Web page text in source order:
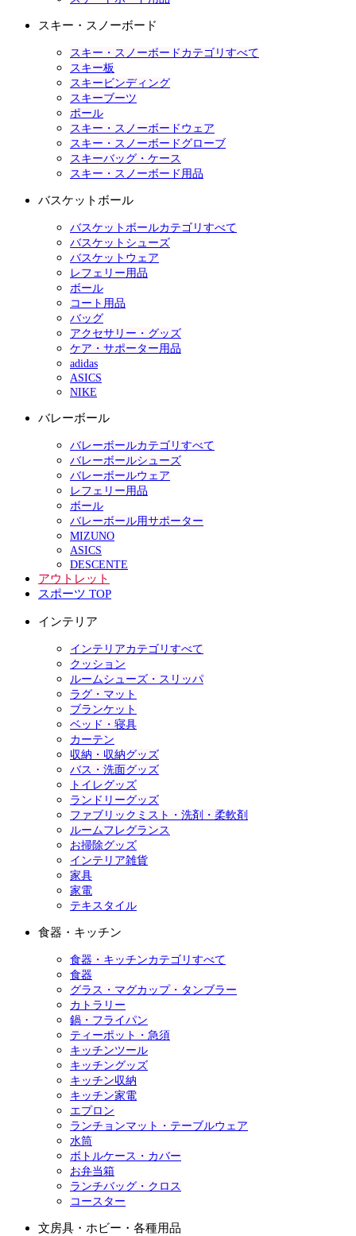
スキー・スノーボード
スキー・スノーボードカテゴリすべて
スキー板
スキービンディング
スキーブーツ
ポール
スキー・スノーボードウェア
スキー・スノーボードグローブ
スキーバッグ・ケース
スキー・スノーボード用品
バスケットボール
バスケットボールカテゴリすべて
バスケットシューズ
バスケットウェア
レフェリー用品
ボール
コート用品
バッグ
アクセサリー・グッズ
ケア・サポーター用品
adidas
ASICS
NIKE
バレーボール
バレーボールカテゴリすべて
バレーボールシューズ
バレーボールウェア
レフェリー用品
ボール
バレーボール用サポーター
MIZUNO
ASICS
DESCENTE
アウトレット
スポーツ TOP
インテリア
インテリアカテゴリすべて
クッション
ルームシューズ・スリッパ
ラグ・マット
ブランケット
ベッド・寝具
カーテン
収納・収納グッズ
バス・洗面グッズ
トイレグッズ
ランドリーグッズ
ファブリックミスト・洗剤・柔軟剤
ルームフレグランス
お掃除グッズ
インテリア雑貨
家具
家電
テキスタイル
食器・キッチン
食器・キッチンカテゴリすべて
食器
グラス・マグカップ・タンブラー
カトラリー
鍋・フライパン
ティーポット・急須
キッチンツール
キッチングッズ
キッチン収納
キッチン家電
エプロン
ランチョンマット・テーブルウェア
水筒
ボトルケース・カバー
お弁当箱
ランチバッグ・クロス
コースター
文房具・ホビー・各種用品